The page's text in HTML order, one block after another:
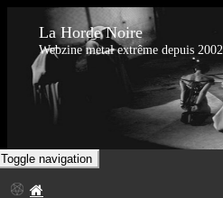
La Horde Noire
Webzine metal extrême depuis 2002
Toggle navigation